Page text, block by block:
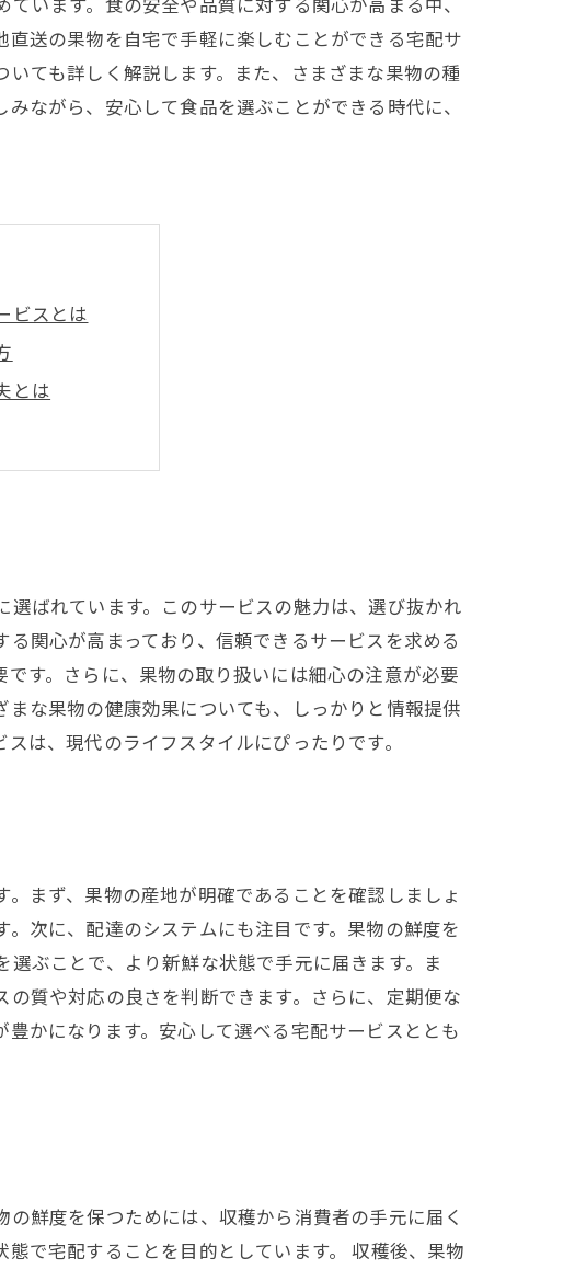
送の果物を自宅で手軽に楽しむことができる宅配サ
ても詳しく解説します。また、さまざまな果物の種
ながら、安心して食品を選ぶことができる時代に、
ビスとは
とは
効果
ービスの展望
ばれています。このサービスの魅力は、選び抜かれ
関心が高まっており、信頼できるサービスを求める
す。さらに、果物の取り扱いには細心の注意が必要
な果物の健康効果についても、しっかりと情報提供
は、現代のライフスタイルにぴったりです。
まず、果物の産地が明確であることを確認しましょ
次に、配達のシステムにも注目です。果物の鮮度を
ぶことで、より新鮮な状態で手元に届きます。ま
質や対応の良さを判断できます。さらに、定期便な
かになります。安心して選べる宅配サービスととも
鮮度を保つためには、収穫から消費者の手元に届く
で宅配することを目的としています。 収穫後、果物